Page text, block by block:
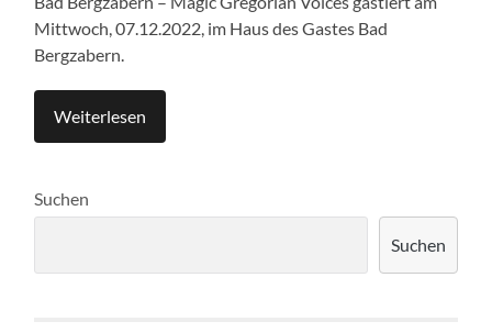
Mittwoch, 07.12.2022, im Haus des Gastes Bad
Bergzabern.
Weiterlesen
Suchen
Suchen